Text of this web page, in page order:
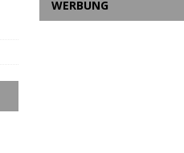
WERBUNG